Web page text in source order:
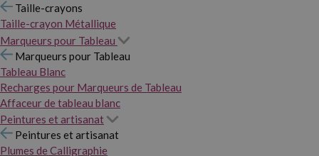
Taille-crayons
Taille-crayon Métallique
Marqueurs pour Tableau
Marqueurs pour Tableau
Tableau Blanc
Recharges pour Marqueurs de Tableau
Affaceur de tableau blanc
Peintures et artisanat
Peintures et artisanat
Plumes de Calligraphie